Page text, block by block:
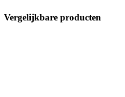
Vergelijkbare producten